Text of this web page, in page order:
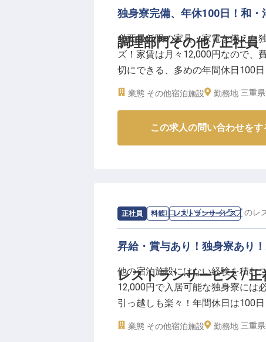
調理部門その他 / 正社員
独身寮完備、年休100日！和
必要最低限の家具・家電を備えた
ズ！家賃は月々12,000円なので、
切にできる、多めの年間休日100
の方も安心です。産休育休の取得
イフステージの変化にも柔軟です
業態 その他宿泊施設 勤務地 三重
この求人の問い合わせをす
正社員 料飲 レストランサービス
レストランサービス / 正
求人情報：ココパリゾートクラブのレ
昇給・賞与あり！独身寮あり
他の宿泊施設にはない経験を積む
12,000円で入居可能な独身寮には
引っ越しも楽々！年間休日は100
働きやすい職場づくりを行なって
支給！子ども手当、配偶者手当が
業態 その他宿泊施設 勤務地 三重